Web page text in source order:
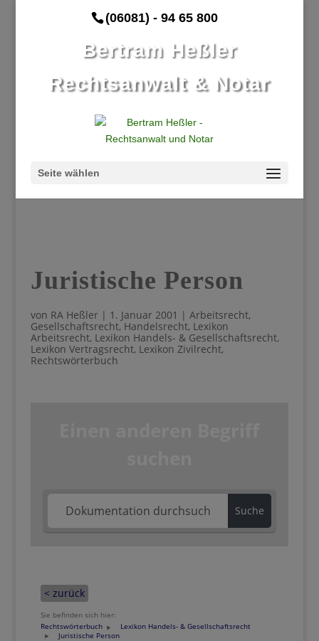
(06081) - 94 65 800
Bertram Heßler
Rechtsanwalt & Notar
Seite wählen
Juristische Person
von RA Heßler| 1. Januar 2001 | Arbeitsrecht,
Gesellschaftsrecht, Handelsrecht, Lexikon
Arbeitsrecht, Lexikon Handels- & Gesellschaftsrecht,
Lexikon Vertragsrecht, Lexikon Zivilrecht,
Rechtswörterbuch
Suche
< zurück
Sie befinden sich hier:
Rechtswörterbuch
Lexikon Handels- & Gesellschaftsrecht
Juristische Person